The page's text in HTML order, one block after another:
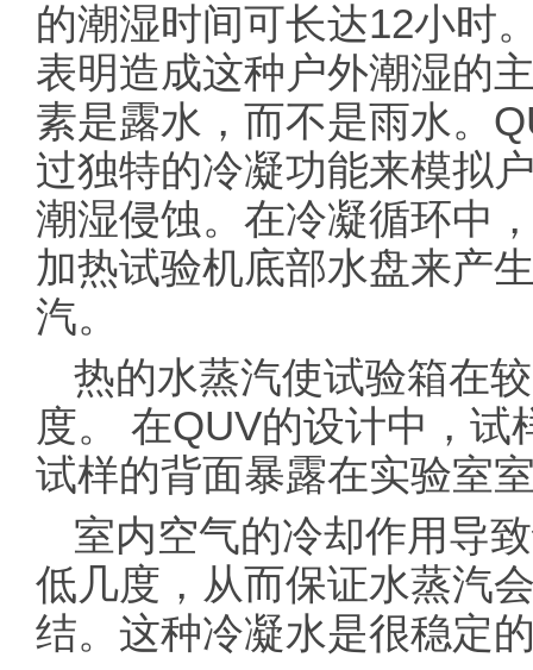
的潮湿时间可长达12小时
表明造成这种户外潮湿的
素是露水，而不是雨水。
过独特的冷凝功能来模拟
潮湿侵蚀。在冷凝循环中
加热试验机底部水盘来产
汽。
热的水蒸汽使试验箱在
度。 在QUV的设计中，
试样的背面暴露在实验室
室内空气的冷却作用导
低几度，从而保证水蒸汽
结。这种冷凝水是很稳定